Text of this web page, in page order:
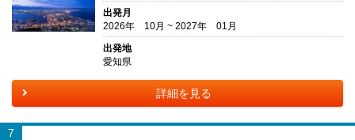
出発月
2026年 10月 ~ 2027年 01月
出発地
愛知県
詳細を見る
7